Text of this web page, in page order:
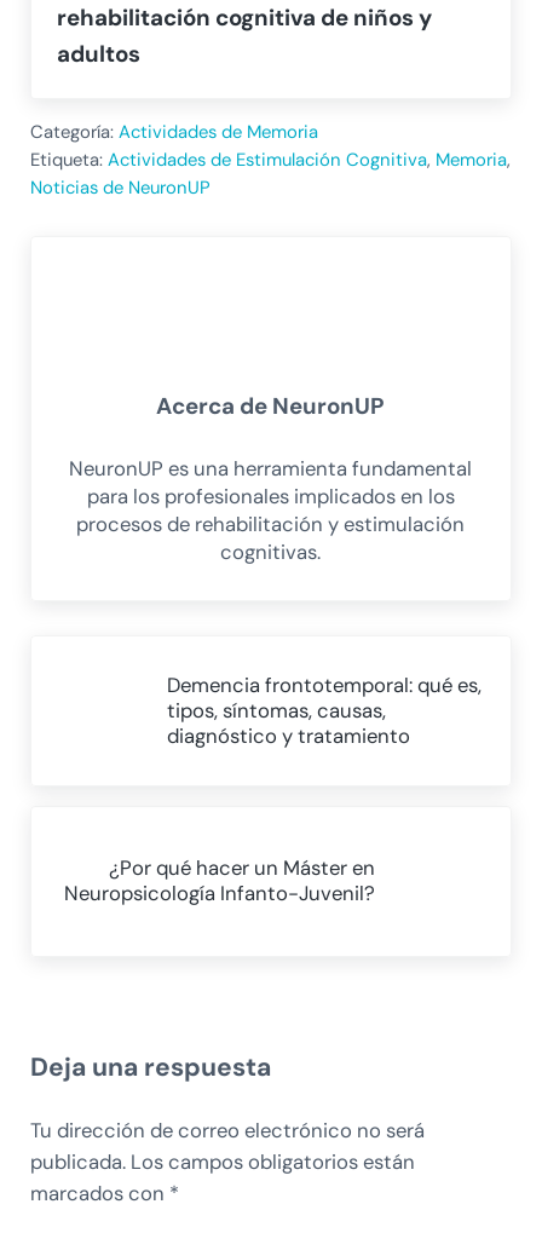
rehabilitación cognitiva de niños y
adultos
Categoría: Actividades de Memoria
Etiqueta: Actividades de Estimulación Cognitiva, Memoria,
Noticias de NeuronUP
Acerca de NeuronUP
NeuronUP es una herramienta fundamental
para los profesionales implicados en los
procesos de rehabilitación y estimulación
cognitivas.
Demencia frontotemporal: qué es,
tipos, síntomas, causas,
diagnóstico y tratamiento
¿Por qué hacer un Máster en
Neuropsicología Infanto-Juvenil?
Deja una respuesta
Tu dirección de correo electrónico no será
publicada. Los campos obligatorios están
marcados con *